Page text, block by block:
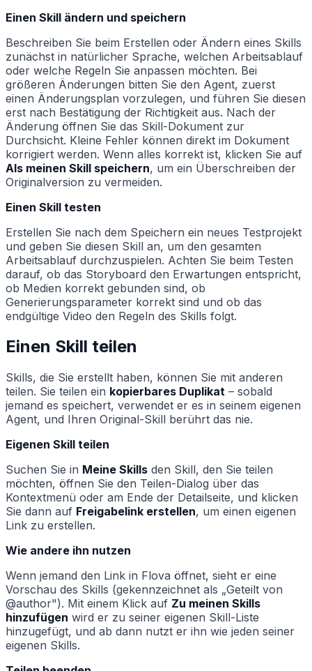
Einen Skill ändern und speichern
Beschreiben Sie beim Erstellen oder Ändern eines Skills
zunächst in natürlicher Sprache, welchen Arbeitsablauf
oder welche Regeln Sie anpassen möchten. Bei
größeren Änderungen bitten Sie den Agent, zuerst
einen Änderungsplan vorzulegen, und führen Sie diesen
erst nach Bestätigung der Richtigkeit aus. Nach der
Änderung öffnen Sie das Skill-Dokument zur
Durchsicht. Kleine Fehler können direkt im Dokument
korrigiert werden. Wenn alles korrekt ist, klicken Sie auf
Als meinen Skill speichern, um ein Überschreiben der
Originalversion zu vermeiden.
Einen Skill testen
Erstellen Sie nach dem Speichern ein neues Testprojekt
und geben Sie diesen Skill an, um den gesamten
Arbeitsablauf durchzuspielen. Achten Sie beim Testen
darauf, ob das Storyboard den Erwartungen entspricht,
ob Medien korrekt gebunden sind, ob
Generierungsparameter korrekt sind und ob das
endgültige Video den Regeln des Skills folgt.
Einen Skill teilen
Skills, die Sie erstellt haben, können Sie mit anderen
teilen. Sie teilen ein kopierbares Duplikat – sobald
jemand es speichert, verwendet er es in seinem eigenen
Agent, und Ihren Original-Skill berührt das nie.
Eigenen Skill teilen
Suchen Sie in Meine Skills den Skill, den Sie teilen
möchten, öffnen Sie den Teilen-Dialog über das
Kontextmenü oder am Ende der Detailseite, und klicken
Sie dann auf Freigabelink erstellen, um einen eigenen
Link zu erstellen.
Wie andere ihn nutzen
Wenn jemand den Link in Flova öffnet, sieht er eine
Vorschau des Skills (gekennzeichnet als „Geteilt von
@author"). Mit einem Klick auf Zu meinen Skills
hinzufügen wird er zu seiner eigenen Skill-Liste
hinzugefügt, und ab dann nutzt er ihn wie jeden seiner
eigenen Skills.